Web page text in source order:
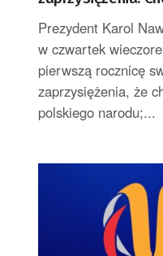
Polek i Polaków
Prezydent Karol
w czwartek
pierwszą rocznicę
zaprzysiężenia, że
polskiego narodu;...